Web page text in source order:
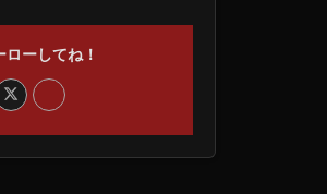
ローしてね！